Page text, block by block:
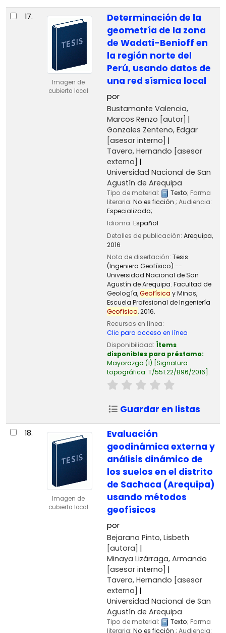
17.
Imagen de
cubierta local
Determinación de la
geometría de la zona
de Wadati-Benioff en
la región norte del
Perú, usando datos de
una red sísmica local
por
Bustamante Valencia,
Marcos Renzo [autor]
Gonzales Zenteno, Edgar
[asesor interno]
Tavera, Hernando [asesor
externo]
Universidad Nacional de San
Agustín de Arequipa
Tipo de material: Texto; Forma
literaria: No es ficción ; Audiencia:
Especializado;
Idioma: Español
Detalles de publicación: Arequipa,
2016
Nota de disertación: Tesis
(Ingeniero Geofísico) --
Universidad Nacional de San
Agustín de Arequipa. Facultad de
Geología,Geofísica y Minas,
Escuela Profesional de Ingeniería
Geofísica, 2016.
Recursos en línea:
Clic para acceso en línea
Disponibilidad: Ítems
disponibles para préstamo:
Mayorazgo (1) Signatura
topográfica: T/551.22/B96/2016 .
Guardar en listas
18.
Imagen de
cubierta local
Evaluación
geodinámica externa y
análisis dinámico de
los suelos en el distrito
de Sachaca (Arequipa)
usando métodos
geofísicos
por
Bejarano Pinto, Lisbeth
[autora]
Minaya Lizárraga, Armando
[asesor interno]
Tavera, Hernando [asesor
externo]
Universidad Nacional de San
Agustín de Arequipa
Tipo de material: Texto; Forma
literaria: No es ficción ; Audiencia: